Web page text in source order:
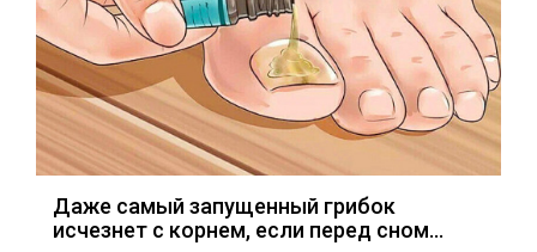
Даже самый запущенный грибок
исчезнет с корнем, если перед сном…